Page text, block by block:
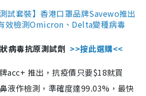
試套裝】香港口罩品牌Savewo推出
效檢測Omicron、Delta變種病毒
病毒抗原測試劑 >>按此選購<<
acc+ 推出，抗疫價只要$18就買
液作檢測，準確度達99.03%，最快